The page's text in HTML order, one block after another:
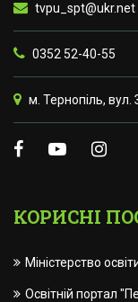
tvpu_spt@ukr.net
0352 52-40-55
м. Тернопіль,
КОРИСНІ
Міністерство
Освітній портал